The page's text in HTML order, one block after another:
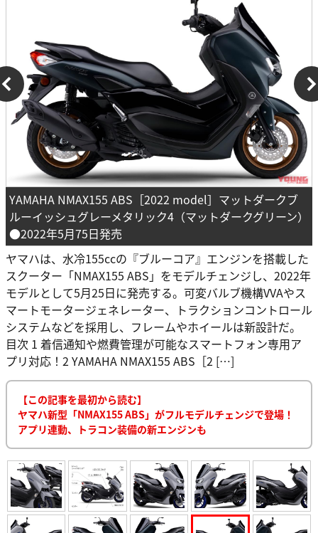
YAMAHA NMAX155 ABS［2022 model］マットダークブ
ルーイッシュグレーメタリック4（マットダークグリーン）
●2022年5月75日発売
ヤマハは、水冷155ccの『ブルーコア』エンジンを搭載した
スクーター「NMAX155 ABS」をモデルチェンジし、2022年
モデルとして5月25日に発売する。可変バルブ機構VVAやス
マートモータージェネレーター、トラクションコントロール
システムなどを採用し、フレームやホイールは新設計だ。
目次 1 着信通知や燃費管理が可能なスマートフォン専用ア
プリ対応！2 YAMAHA NMAX155 ABS［2 […]
【この記事を最初から読む】
ヤマハ新型「NMAX155 ABS」がフルモデルチェンジで登場！
アプリ連動、トラコン装備の新エンジンも